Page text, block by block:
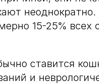
15-25% всех
ставится
и